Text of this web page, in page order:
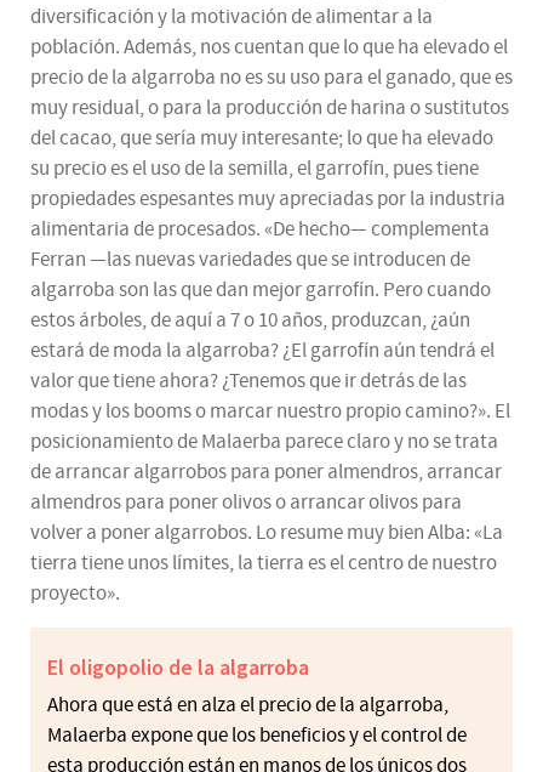
diversificación y la motivación de alimentar a la
población. Además, nos cuentan que lo que ha elevado el
precio de la algarroba no es su uso para el ganado, que es
muy residual, o para la producción de harina o sustitutos
del cacao, que sería muy interesante; lo que ha elevado
su precio es el uso de la semilla, el garrofín, pues tiene
propiedades espesantes muy apreciadas por la industria
alimentaria de procesados. «De hecho— complementa
Ferran —las nuevas variedades que se introducen de
algarroba son las que dan mejor garrofín. Pero cuando
estos árboles, de aquí a 7 o 10 años, produzcan, ¿aún
estará de moda la algarroba? ¿El garrofín aún tendrá el
valor que tiene ahora? ¿Tenemos que ir detrás de las
modas y los booms o marcar nuestro propio camino?». El
posicionamiento de Malaerba parece claro y no se trata
de arrancar algarrobos para poner almendros, arrancar
almendros para poner olivos o arrancar olivos para
volver a poner algarrobos. Lo resume muy bien Alba: «La
tierra tiene unos límites, la tierra es el centro de nuestro
proyecto».
El oligopolio de la algarroba
Ahora que está en alza el precio de la algarroba,
Malaerba expone que los beneficios y el control de
esta producción están en manos de los únicos dos